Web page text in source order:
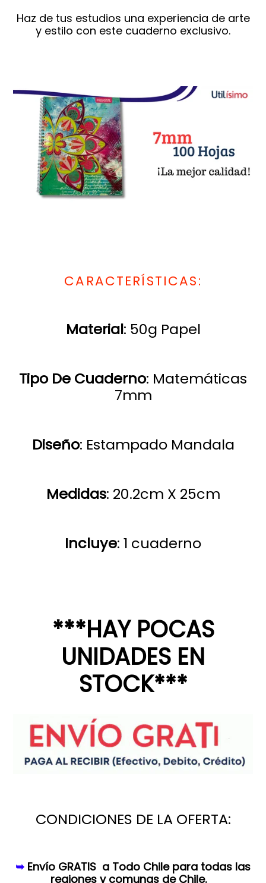
Haz de tus estudios una experiencia de arte
y estilo con este cuaderno exclusivo.
CARACTERÍSTICAS:
Material: 50g Papel
Tipo De Cuaderno: Matemáticas
7mm
Diseño: Estampado Mandala
Medidas: 20.2cm X 25cm
Incluye: 1 cuaderno
***HAY POCAS
UNIDADES EN
STOCK***
CONDICIONES DE LA OFERTA:
➥ Envío GRATIS a Todo Chile para todas las
regiones y comunas de Chile.